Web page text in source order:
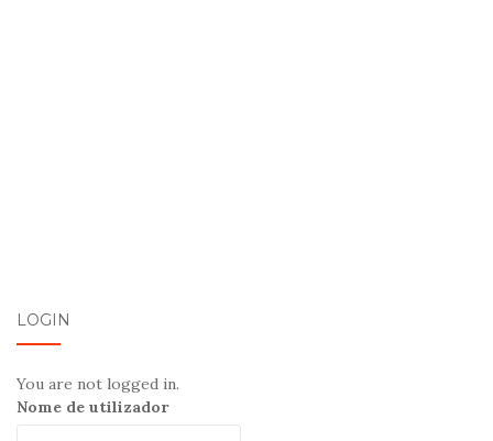
LOGIN
You are not logged in.
Nome de utilizador